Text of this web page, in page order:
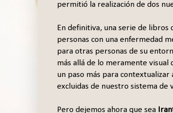
permitió la realización de dos
En definitiva, una serie de libros
personas con una enfermedad
para otras personas de su
más allá de lo meramente visual
un paso más para
excluidas de nuestro sistema de
Pero dejemos ahora que sea